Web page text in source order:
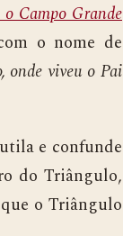
Campo Grande
o nome de
onde viveu o Pai
e confunde
do Triângulo,
o Triângulo